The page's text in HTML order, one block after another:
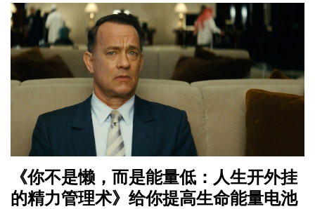
《你不是懒，而是能量低：人生开外挂
的精力管理术》给你提高生命能量电池